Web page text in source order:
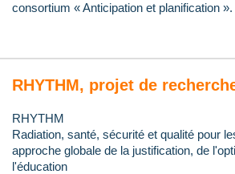
consortium « Anticipation et planification ».
RHYTHM, projet de
RHYTHM
Radiation, santé, sécurité et qualité pour
approche globale de la justification, de
l'éducation